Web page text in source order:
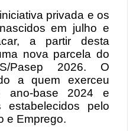
privada e os
em julho e
a partir desta
nova parcela do
Pasep 2026. O
a quem exerceu
ano-base 2024 e
estabelecidos pelo
e Emprego.